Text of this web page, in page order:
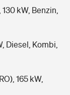
kW, Benzin,
Diesel, Kombi,
165 kW,